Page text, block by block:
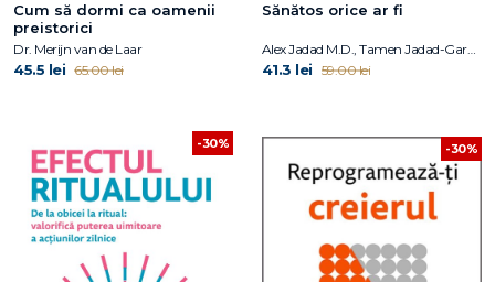
Cum să dormi ca oamenii
preistorici
Dr. Merijn van de Laar
45.5 lei 65.00 lei
Sănătos orice ar fi
Alex Jadad M.D., Tamen Jadad-Garcia
41.3 lei 59.00 lei
-30% -30%